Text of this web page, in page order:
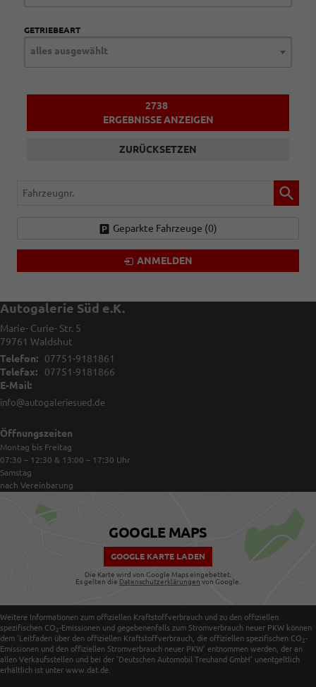
GETRIEBEART
alles ausgewählt
2738
ERGEBNISSE ANZEIGEN
ZURÜCKSETZEN
Fahrzeugnr.
Geparkte Fahrzeuge (0)
ANMELDEN
Autogalerie Süd e.K.
Marie- Curie- Str. 5
79761 Waldshut
Telefon:
07751-9181861
Telefax:
07751-9181866
E-Mail:
info@autogaleriesued.de
Öffnungszeiten
Montag bis Freitag
07:30 – 12:30 & 13:00 – 17:30 Uhr
Samstag
nach Vereinbarung
GOOGLE MAPS
GOOGLE KARTE LADEN
Die Karte wird von Google Maps eingebettet.
Es gelten die Datenschutzerklärungen von Google.
Weitere Informationen zum offiziellen Kraftstoffverbrauch und zu den offiziellen
spezifischen CO 2-Emissionen und gegebenenfalls zum Stromverbrauch neuer PKW können
dem 'Leitfaden über den offiziellen Kraftstoffverbrauch, die offiziellen spezifischen CO 2-
Emissionen und den offiziellen Stromverbrauch neuer PKW' entnommen werden, der an
allen Verkaufsstellen und bei der 'Deutschen Automobil Treuhand GmbH' unentgeltlich
erhältlich ist unter www.dat.de.